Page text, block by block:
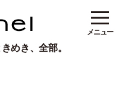
めき、全部。
メニュー